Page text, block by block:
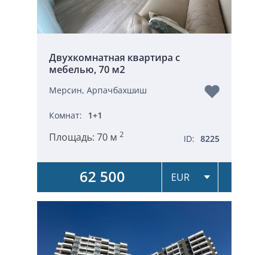
Двухкомнатная квартира с
мебелью, 70 м2
Мерсин, Арпачбахшиш
Комнат: 1+1
Площадь: 70 м 2 ID: 8225
62 500